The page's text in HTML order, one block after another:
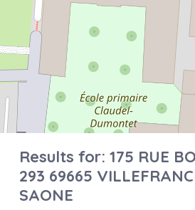
Results for:175 RUE
293 69665
SAONE